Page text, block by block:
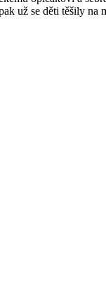
už se děti těšily na